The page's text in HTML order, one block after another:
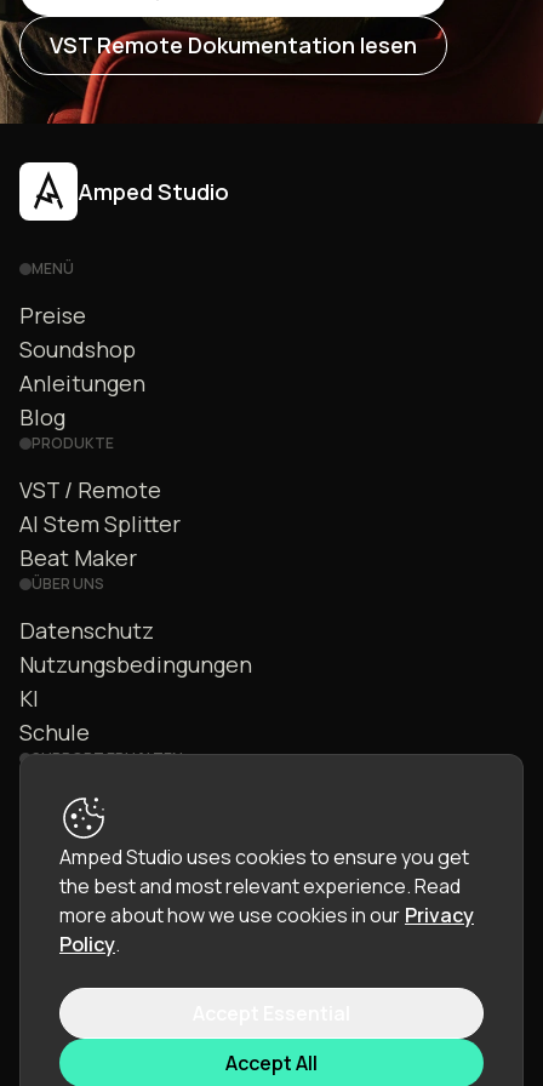
VST Remote Dokumentation lesen
Amped Studio
MENÜ
Preise
Soundshop
Anleitungen
Blog
PRODUKTE
VST / Remote
AI Stem Splitter
Beat Maker
ÜBER UNS
Datenschutz
Nutzungsbedingungen
KI
Schule
SUPPORT ERHALTEN
Kontakt
Community
Handbuch
© 2026 LettoPro SA. All rights reserved.
Sprache:
Deutsch (DE)
Amped Studio uses cookies to ensure you get
the best and most relevant experience.Read
more about how we use cookies in our Privacy
Policy.
Accept All